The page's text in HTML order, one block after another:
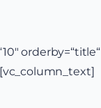
orderby=“title“